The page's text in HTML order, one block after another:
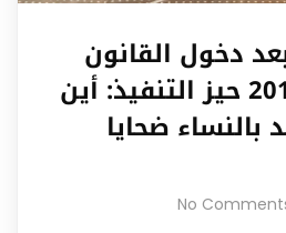
دخول القانون
عدد58 لسنة2017 حيز التنفيذ: أين
ضحايا
No